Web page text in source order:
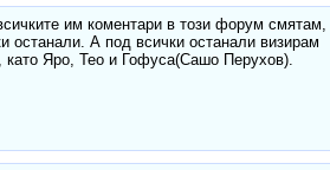
им коментари в този форум смятам,
останали. А под всички останали визирам
като Яро, Тео и Гофуса(Сашо Перухов).